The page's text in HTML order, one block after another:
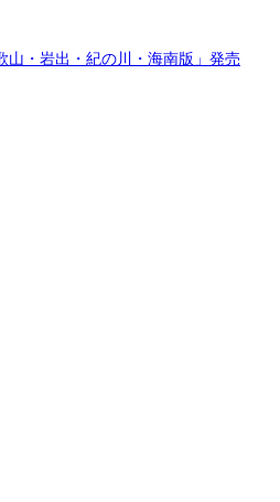
山・岩出・紀の川・海南版」発売